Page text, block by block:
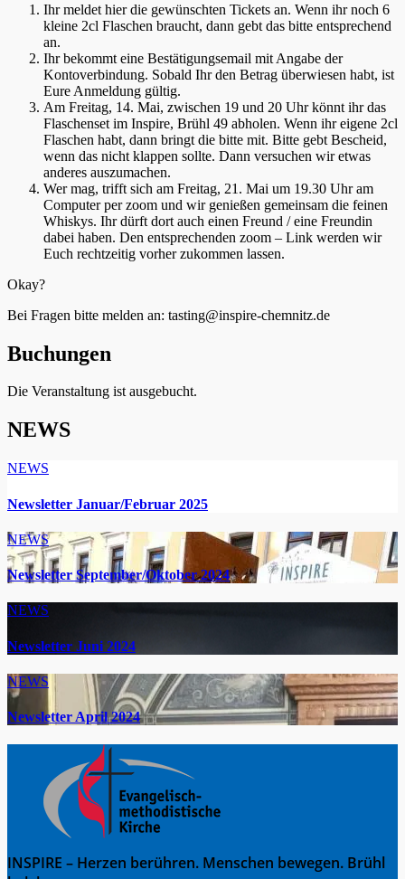
Ihr meldet hier die gewünschten Tickets an. Wenn ihr noch 6
kleine 2cl Flaschen braucht, dann gebt das bitte entsprechend
an.
Ihr bekommt eine Bestätigungsemail mit Angabe der
Kontoverbindung. Sobald Ihr den Betrag überwiesen habt, ist
Eure Anmeldung gültig.
Am Freitag, 14. Mai, zwischen 19 und 20 Uhr könnt ihr das
Flaschenset im Inspire, Brühl 49 abholen. Wenn ihr eigene 2cl
Flaschen habt, dann bringt die bitte mit. Bitte gebt Bescheid,
wenn das nicht klappen sollte. Dann versuchen wir etwas
anderes auszumachen.
Wer mag, trifft sich am Freitag, 21. Mai um 19.30 Uhr am
Computer per zoom und wir genießen gemeinsam die feinen
Whiskys. Ihr dürft dort auch einen Freund / eine Freundin
dabei haben. Den entsprechenden zoom – Link werden wir
Euch rechtzeitig vorher zukommen lassen.
Okay?
Bei Fragen bitte melden an: tasting@inspire-chemnitz.de
Buchungen
Die Veranstaltung ist ausgebucht.
NEWS
NEWS
Newsletter Januar/Februar 2025
NEWS
Newsletter September/Oktober 2024
NEWS
Newsletter Juni 2024
NEWS
Newsletter April 2024
INSPIRE – Herzen berühren. Menschen bewegen. Brühl